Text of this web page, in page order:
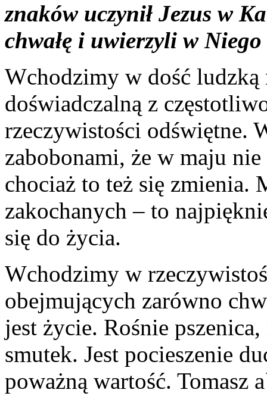
znaków uczynił Jezus w
chwałę i uwierzyli w
Wchodzimy w dość ludzką
doświadczalną z
rzeczywistości odświętne.
zabobonami, że w maju
chociaż to też się zmienia.
zakochanych – to
się do życia.
Wchodzimy w
obejmujących zarówno
jest życie. Rośnie
smutek. Jest pocieszenie
poważną wartość. Tomasz